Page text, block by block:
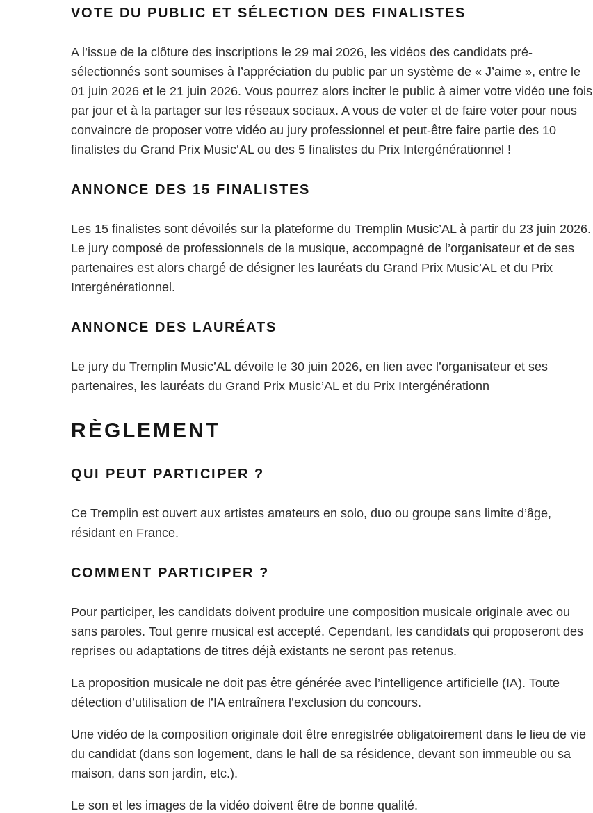
VOTE DU PUBLIC ET SÉLECTION DES FINALISTES
A l’issue de la clôture des inscriptions le 29 mai 2026, les vidéos des candidats pré-
sélectionnés sont soumises à l’appréciation du public par un système de « J’aime », entre le
01 juin 2026 et le 21 juin 2026. Vous pourrez alors inciter le public à aimer votre vidéo une fois
par jour et à la partager sur les réseaux sociaux. A vous de voter et de faire voter pour nous
convaincre de proposer votre vidéo au jury professionnel et peut-être faire partie des 10
finalistes du Grand Prix Music’AL ou des 5 finalistes du Prix Intergénérationnel !
ANNONCE DES 15 FINALISTES
Les 15 finalistes sont dévoilés sur la plateforme du Tremplin Music’AL à partir du 23 juin 2026.
Le jury composé de professionnels de la musique, accompagné de l’organisateur et de ses
partenaires est alors chargé de désigner les lauréats du Grand Prix Music’AL et du Prix
Intergénérationnel.
ANNONCE DES LAURÉATS
Le jury du Tremplin Music’AL dévoile le 30 juin 2026, en lien avec l’organisateur et ses
partenaires, les lauréats du Grand Prix Music’AL et du Prix Intergénérationn
RÈGLEMENT
QUI PEUT PARTICIPER ?
Ce Tremplin est ouvert aux artistes amateurs en solo, duo ou groupe sans limite d’âge,
résidant en France.
COMMENT PARTICIPER ?
Pour participer, les candidats doivent produire une composition musicale originale avec ou
sans paroles. Tout genre musical est accepté. Cependant, les candidats qui proposeront des
reprises ou adaptations de titres déjà existants ne seront pas retenus.
La proposition musicale ne doit pas être générée avec l’intelligence artificielle (IA). Toute
détection d’utilisation de l’IA entraînera l’exclusion du concours.
Une vidéo de la composition originale doit être enregistrée obligatoirement dans le lieu de vie
du candidat (dans son logement, dans le hall de sa résidence, devant son immeuble ou sa
maison, dans son jardin, etc.).
Le son et les images de la vidéo doivent être de bonne qualité.